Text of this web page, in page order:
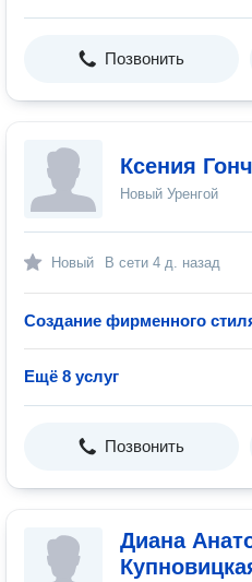
Позвонить
Ксения
Новый Уренгой
Новый В сети 4 д. назад
Создание фирменного
Ещё 8 услуг
Позвонить
Диана